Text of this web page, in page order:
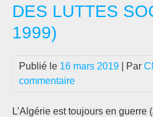
DES LUTTES
1999)
Publié le 16 mars 2019 | Par
commentaire
L’Algérie est toujours en guerre